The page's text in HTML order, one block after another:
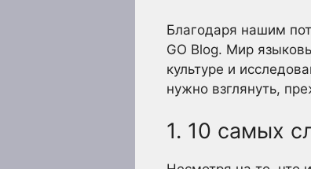
Благодаря нашим
GO Blog. Мир
культуре и
нужно взглянуть,
1. 10 самых